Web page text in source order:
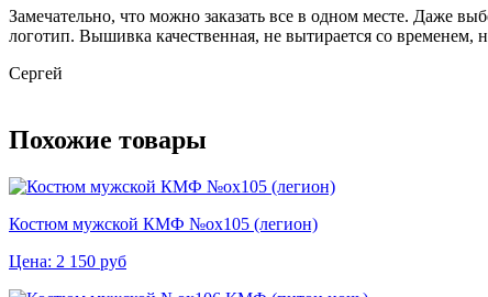
Замечательно, что можно заказать все в одном месте. Даже
логотип. Вышивка качественная, не вытирается со временем,
Сергей
Похожие товары
Костюм мужской КМФ №ох105 (легион)
Цена: 2 150 руб